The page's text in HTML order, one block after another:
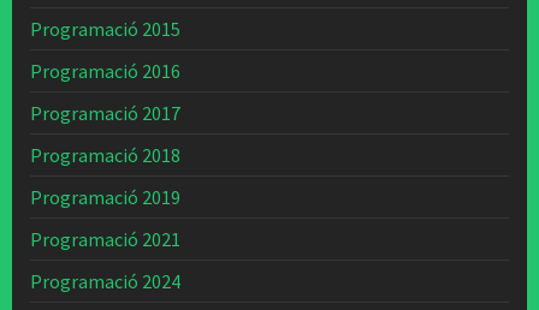
Programació 2015
Programació 2016
Programació 2017
Programació 2018
Programació 2019
Programació 2021
Programació 2024